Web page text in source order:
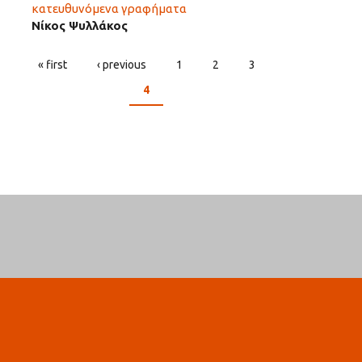
κατευθυνόμενα γραφήματα
Νίκος Ψυλλάκος
PAGES
« first ‹ previous 1 2
3
4